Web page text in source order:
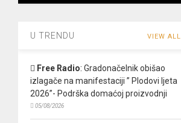
U TRENDU VIEW ALL
Free Radio: Gradonačelnik obišao
izlagače na manifestaciji ” Plodovi ljeta
2026”- Podrška domaćoj proizvodnji
05/08/2026